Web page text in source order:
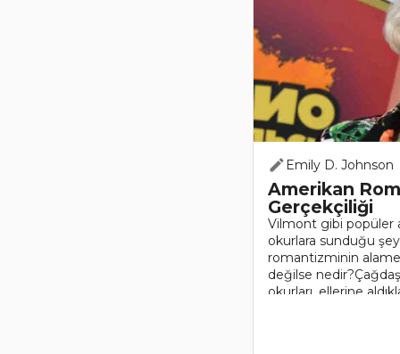
Emily D. Johnson
Amerikan
Gerçekçiliği
Vilmont gibi popüler
okurlara sunduğu
romantizminin
değilse
okurları, ellerine